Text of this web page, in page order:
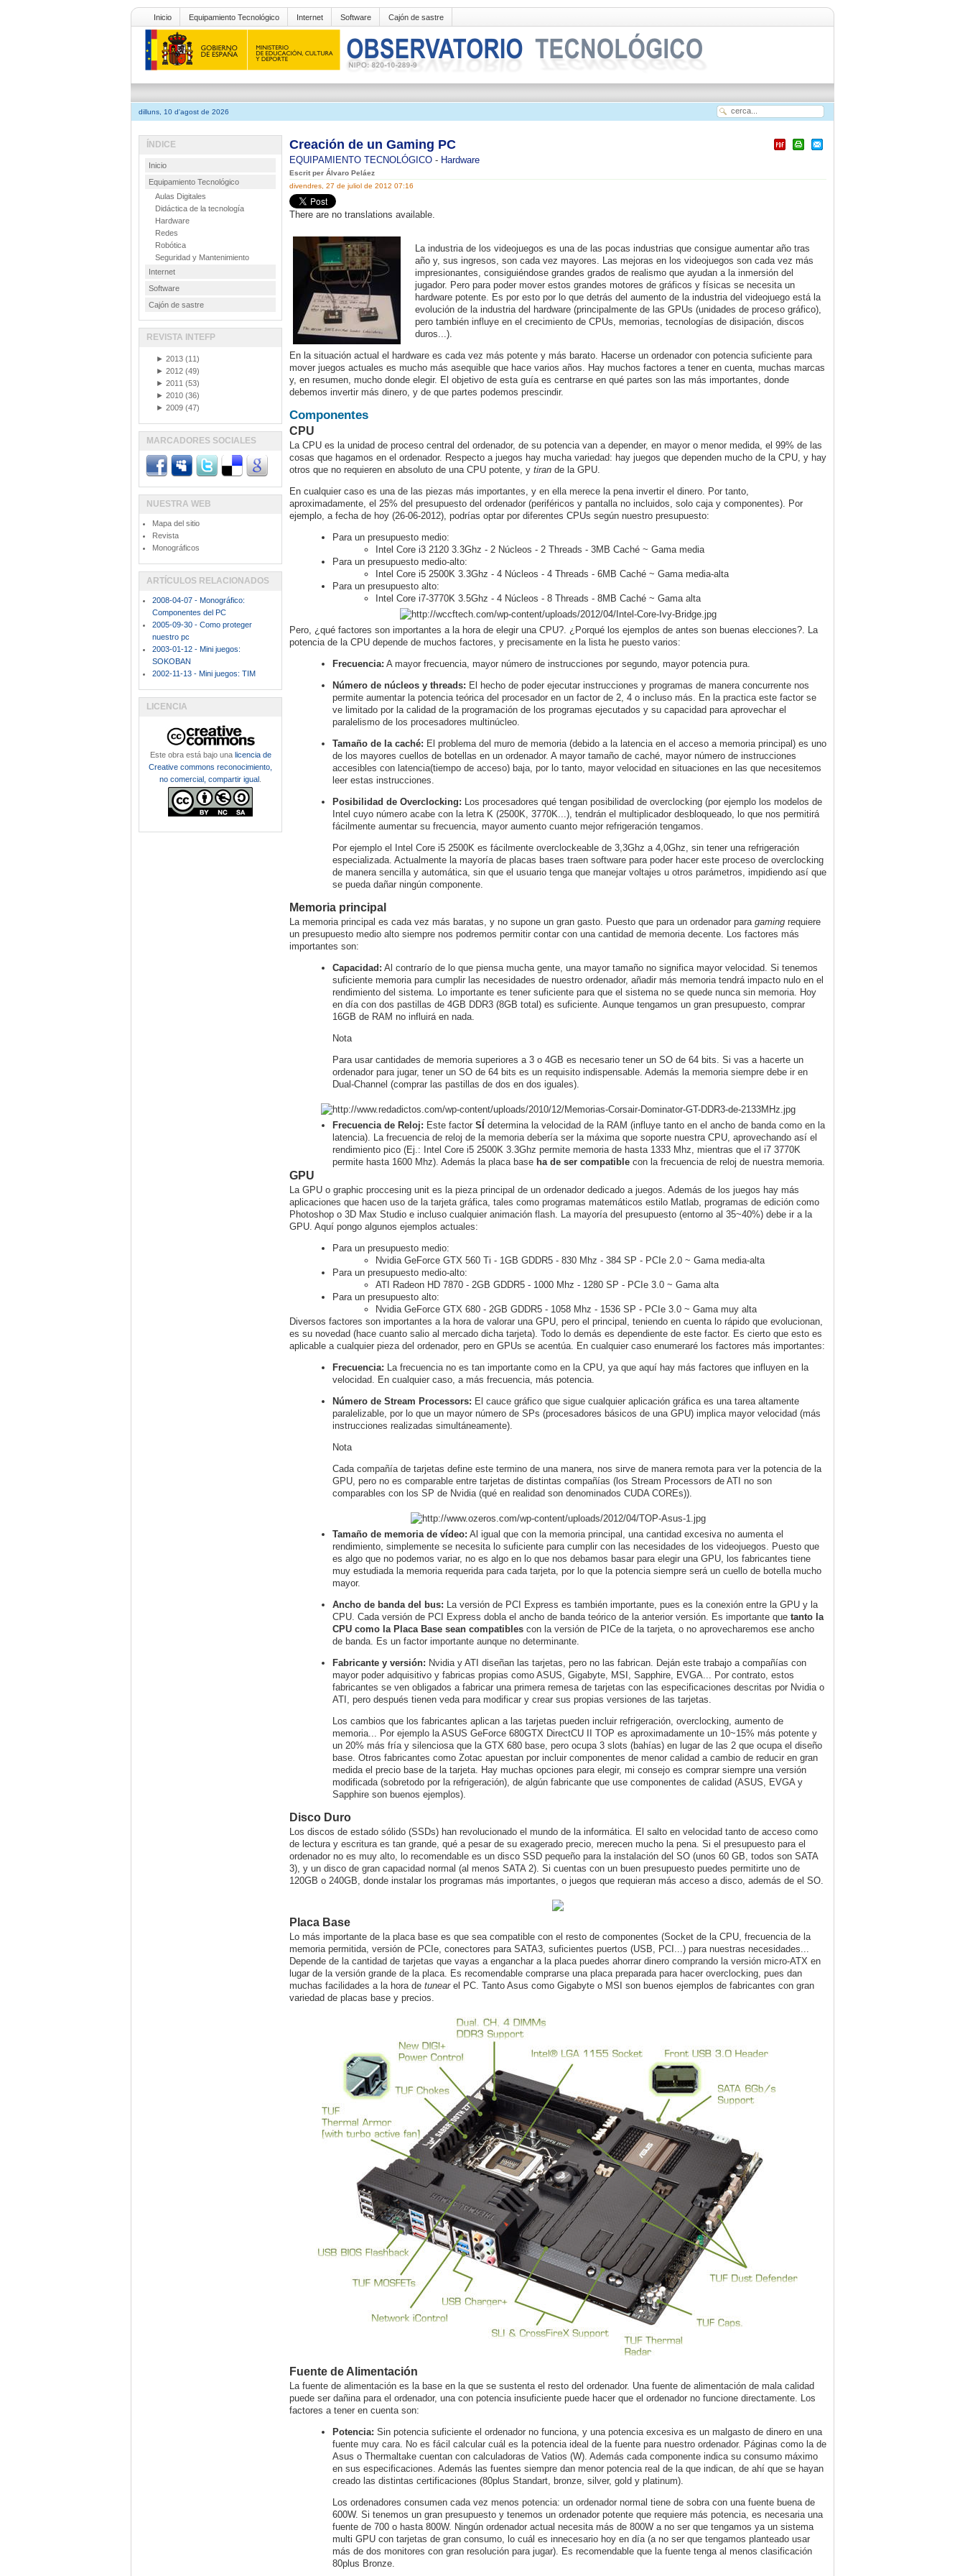
Inicio Equipamiento Tecnológico Internet Software Cajón de sastre
dilluns, 10 d'agost de 2026
Creación de un Gaming PC
EQUIPAMIENTO TECNOLÓGICO - Hardware
Escrit per Álvaro Peláez
divendres, 27 de juliol de 2012 07:16
There are no translations available.
La industria de los videojuegos es una de las pocas industrias que consigue aumentar año tras
año y, sus ingresos, son cada vez mayores. Las mejoras en los videojuegos son cada vez más
impresionantes, consiguiéndose grandes grados de realismo que ayudan a la inmersión del
jugador. Pero para poder mover estos grandes motores de gráficos y físicas se necesita un
hardware potente. Es por esto por lo que detrás del aumento de la industria del videojuego está la
evolución de la industria del hardware (principalmente de las GPUs (unidades de proceso gráfico),
pero también influye en el crecimiento de CPUs, memorias, tecnologías de disipación, discos
duros...).
En la situación actual el hardware es cada vez más potente y más barato. Hacerse un ordenador con potencia suficiente para
mover juegos actuales es mucho más asequible que hace varios años. Hay muchos factores a tener en cuenta, muchas marcas
y, en resumen, mucho donde elegir. El objetivo de esta guía es centrarse en qué partes son las más importantes, donde
debemos invertir más dinero, y de que partes podemos prescindir.
Componentes
CPU
La CPU es la unidad de proceso central del ordenador, de su potencia van a depender, en mayor o menor medida, el 99% de las
cosas que hagamos en el ordenador. Respecto a juegos hay mucha variedad: hay juegos que dependen mucho de la CPU, y hay
otros que no requieren en absoluto de una CPU potente, y tiran de la GPU.
En cualquier caso es una de las piezas más importantes, y en ella merece la pena invertir el dinero. Por tanto,
aproximadamente, el 25% del presupuesto del ordenador (periféricos y pantalla no incluidos, solo caja y componentes). Por
ejemplo, a fecha de hoy (26-06-2012), podrías optar por diferentes CPUs según nuestro presupuesto:
Para un presupuesto medio:
Intel Core i3 2120 3.3Ghz - 2 Núcleos - 2 Threads - 3MB Caché ~ Gama media
Para un presupuesto medio-alto:
Intel Core i5 2500K 3.3Ghz - 4 Núcleos - 4 Threads - 6MB Caché ~ Gama media-alta
Para un presupuesto alto:
Intel Core i7-3770K 3.5Ghz - 4 Núcleos - 8 Threads - 8MB Caché ~ Gama alta
Pero, ¿qué factores son importantes a la hora de elegir una CPU?. ¿Porqué los ejemplos de antes son buenas elecciones?. La
potencia de la CPU depende de muchos factores, y precisamente en la lista he puesto varios:
Frecuencia: A mayor frecuencia, mayor número de instrucciones por segundo, mayor potencia pura.
Número de núcleos y threads: El hecho de poder ejecutar instrucciones y programas de manera concurrente nos
permite aumentar la potencia teórica del procesador en un factor de 2, 4 o incluso más. En la practica este factor se
ve limitado por la calidad de la programación de los programas ejecutados y su capacidad para aprovechar el
paralelismo de los procesadores multinúcleo.
Tamaño de la caché: El problema del muro de memoria (debido a la latencia en el acceso a memoria principal) es uno
de los mayores cuellos de botellas en un ordenador. A mayor tamaño de caché, mayor número de instrucciones
accesibles con latencia(tiempo de acceso) baja, por lo tanto, mayor velocidad en situaciones en las que necesitemos
leer estas instrucciones.
Posibilidad de Overclocking: Los procesadores qué tengan posibilidad de overclocking (por ejemplo los modelos de
Intel cuyo número acabe con la letra K (2500K, 3770K...), tendrán el multiplicador desbloqueado, lo que nos permitirá
fácilmente aumentar su frecuencia, mayor aumento cuanto mejor refrigeración tengamos.
Por ejemplo el Intel Core i5 2500K es fácilmente overclockeable de 3,3Ghz a 4,0Ghz, sin tener una refrigeración
especializada. Actualmente la mayoría de placas bases traen software para poder hacer este proceso de overclocking
de manera sencilla y automática, sin que el usuario tenga que manejar voltajes u otros parámetros, impidiendo así que
se pueda dañar ningún componente.
Memoria principal
La memoria principal es cada vez más baratas, y no supone un gran gasto. Puesto que para un ordenador para gaming requiere
un presupuesto medio alto siempre nos podremos permitir contar con una cantidad de memoria decente. Los factores más
importantes son:
Capacidad: Al contrarío de lo que piensa mucha gente, una mayor tamaño no significa mayor velocidad. Si tenemos
suficiente memoria para cumplir las necesidades de nuestro ordenador, añadir más memoria tendrá impacto nulo en el
rendimiento del sistema. Lo importante es tener suficiente para que el sistema no se quede nunca sin memoria. Hoy
en día con dos pastillas de 4GB DDR3 (8GB total) es suficiente. Aunque tengamos un gran presupuesto, comprar
16GB de RAM no influirá en nada.
Nota
Para usar cantidades de memoria superiores a 3 o 4GB es necesario tener un SO de 64 bits. Si vas a hacerte un
ordenador para jugar, tener un SO de 64 bits es un requisito indispensable. Además la memoria siempre debe ir en
Dual-Channel (comprar las pastillas de dos en dos iguales).
Frecuencia de Reloj: Este factor SÍ determina la velocidad de la RAM (influye tanto en el ancho de banda como en la
latencia). La frecuencia de reloj de la memoria debería ser la máxima que soporte nuestra CPU, aprovechando así el
rendimiento pico (Ej.: Intel Core i5 2500K 3.3Ghz permite memoria de hasta 1333 Mhz, mientras que el i7 3770K
permite hasta 1600 Mhz). Además la placa base ha de ser compatible con la frecuencia de reloj de nuestra memoria.
GPU
La GPU o graphic proccesing unit es la pieza principal de un ordenador dedicado a juegos. Además de los juegos hay más
aplicaciones que hacen uso de la tarjeta gráfica, tales como programas matemáticos estilo Matlab, programas de edición como
Photoshop o 3D Max Studio e incluso cualquier animación flash. La mayoría del presupuesto (entorno al 35~40%) debe ir a la
GPU. Aquí pongo algunos ejemplos actuales:
Para un presupuesto medio:
Nvidia GeForce GTX 560 Ti - 1GB GDDR5 - 830 Mhz - 384 SP - PCIe 2.0 ~ Gama media-alta
Para un presupuesto medio-alto:
ATI Radeon HD 7870 - 2GB GDDR5 - 1000 Mhz - 1280 SP - PCIe 3.0 ~ Gama alta
Para un presupuesto alto:
Nvidia GeForce GTX 680 - 2GB GDDR5 - 1058 Mhz - 1536 SP - PCIe 3.0 ~ Gama muy alta
Diversos factores son importantes a la hora de valorar una GPU, pero el principal, teniendo en cuenta lo rápido que evolucionan,
es su novedad (hace cuanto salio al mercado dicha tarjeta). Todo lo demás es dependiente de este factor. Es cierto que esto es
aplicable a cualquier pieza del ordenador, pero en GPUs se acentúa. En cualquier caso enumeraré los factores más importantes:
Frecuencia: La frecuencia no es tan importante como en la CPU, ya que aquí hay más factores que influyen en la
velocidad. En cualquier caso, a más frecuencia, más potencia.
Número de Stream Processors: El cauce gráfico que sigue cualquier aplicación gráfica es una tarea altamente
paralelizable, por lo que un mayor número de SPs (procesadores básicos de una GPU) implica mayor velocidad (más
instrucciones realizadas simultáneamente).
Nota
Cada compañía de tarjetas define este termino de una manera, nos sirve de manera remota para ver la potencia de la
GPU, pero no es comparable entre tarjetas de distintas compañías (los Stream Processors de ATI no son
comparables con los SP de Nvidia (qué en realidad son denominados CUDA COREs)).
Tamaño de memoria de vídeo: Al igual que con la memoria principal, una cantidad excesiva no aumenta el
rendimiento, simplemente se necesita lo suficiente para cumplir con las necesidades de los videojuegos. Puesto que
es algo que no podemos variar, no es algo en lo que nos debamos basar para elegir una GPU, los fabricantes tiene
muy estudiada la memoria requerida para cada tarjeta, por lo que la potencia siempre será un cuello de botella mucho
mayor.
Ancho de banda del bus: La versión de PCI Express es también importante, pues es la conexión entre la GPU y la
CPU. Cada versión de PCI Express dobla el ancho de banda teórico de la anterior versión. Es importante que tanto la
CPU como la Placa Base sean compatibles con la versión de PICe de la tarjeta, o no aprovecharemos ese ancho
de banda. Es un factor importante aunque no determinante.
Fabricante y versión: Nvidia y ATI diseñan las tarjetas, pero no las fabrican. Deján este trabajo a compañías con
mayor poder adquisitivo y fabricas propias como ASUS, Gigabyte, MSI, Sapphire, EVGA... Por contrato, estos
fabricantes se ven obligados a fabricar una primera remesa de tarjetas con las especificaciones descritas por Nvidia o
ATI, pero después tienen veda para modificar y crear sus propias versiones de las tarjetas.
Los cambios que los fabricantes aplican a las tarjetas pueden incluir refrigeración, overclocking, aumento de
memoria... Por ejemplo la ASUS GeForce 680GTX DirectCU II TOP es aproximadamente un 10~15% más potente y
un 20% más fría y silenciosa que la GTX 680 base, pero ocupa 3 slots (bahías) en lugar de las 2 que ocupa el diseño
base. Otros fabricantes como Zotac apuestan por incluir componentes de menor calidad a cambio de reducir en gran
medida el precio base de la tarjeta. Hay muchas opciones para elegir, mi consejo es comprar siempre una versión
modificada (sobretodo por la refrigeración), de algún fabricante que use componentes de calidad (ASUS, EVGA y
Sapphire son buenos ejemplos).
Disco Duro
Los discos de estado sólido (SSDs) han revolucionado el mundo de la informática. El salto en velocidad tanto de acceso como
de lectura y escritura es tan grande, qué a pesar de su exagerado precio, merecen mucho la pena. Si el presupuesto para el
ordenador no es muy alto, lo recomendable es un disco SSD pequeño para la instalación del SO (unos 60 GB, todos son SATA
3), y un disco de gran capacidad normal (al menos SATA 2). Si cuentas con un buen presupuesto puedes permitirte uno de
120GB o 240GB, donde instalar los programas más importantes, o juegos que requieran más acceso a disco, además de el SO.
Placa Base
Lo más importante de la placa base es que sea compatible con el resto de componentes (Socket de la CPU, frecuencia de la
memoria permitida, versión de PCIe, conectores para SATA3, suficientes puertos (USB, PCI...) para nuestras necesidades...
Depende de la cantidad de tarjetas que vayas a enganchar a la placa puedes ahorrar dinero comprando la versión micro-ATX en
lugar de la versión grande de la placa. Es recomendable comprarse una placa preparada para hacer overclocking, pues dan
muchas facilidades a la hora de tunearel PC. Tanto Asus como Gigabyte o MSI son buenos ejemplos de fabricantes con gran
variedad de placas base y precios.
Fuente de Alimentación
La fuente de alimentación es la base en la que se sustenta el resto del ordenador. Una fuente de alimentación de mala calidad
puede ser dañina para el ordenador, una con potencia insuficiente puede hacer que el ordenador no funcione directamente. Los
factores a tener en cuenta son:
Potencia: Sin potencia suficiente el ordenador no funciona, y una potencia excesiva es un malgasto de dinero en una
fuente muy cara. No es fácil calcular cuál es la potencia ideal de la fuente para nuestro ordenador. Páginas como la de
Asus o Thermaltake cuentan con calculadoras de Vatios (W). Además cada componente indica su consumo máximo
en sus especificaciones. Además las fuentes siempre dan menor potencia real de la que indican, de ahí que se hayan
creado las distintas certificaciones (80plus Standart, bronze, silver, gold y platinum).
Los ordenadores consumen cada vez menos potencia: un ordenador normal tiene de sobra con una fuente buena de
600W. Si tenemos un gran presupuesto y tenemos un ordenador potente que requiere más potencia, es necesaria una
fuente de 700 o hasta 800W. Ningún ordenador actual necesita más de 800W a no ser que tengamos ya un sistema
multi GPU con tarjetas de gran consumo, lo cuál es innecesario hoy en día (a no ser que tengamos planteado usar
más de dos monitores con gran resolución para jugar). Es recomendable que la fuente tenga al menos clasificación
80plus Bronze.
ÍNDICE
Inicio
Equipamiento Tecnológico
Aulas Digitales
Didáctica de la tecnología
Hardware
Redes
Robótica
Seguridad y Mantenimiento
Internet
Software
Cajón de sastre
REVISTA INTEFP
► 2013 (11)
► 2012 (49)
► 2011 (53)
► 2010 (36)
► 2009 (47)
MARCADORES SOCIALES
NUESTRA WEB
Mapa del sitio
Revista
Monográficos
ARTÍCULOS RELACIONADOS
2008-04-07 - Monográfico:
Componentes del PC
2005-09-30 - Como proteger
nuestro pc
2003-01-12 - Mini juegos:
SOKOBAN
2002-11-13 - Mini juegos: TIM
LICENCIA
Este obra está bajo una licencia de
Creative commons reconocimiento,
no comercial, compartir igual